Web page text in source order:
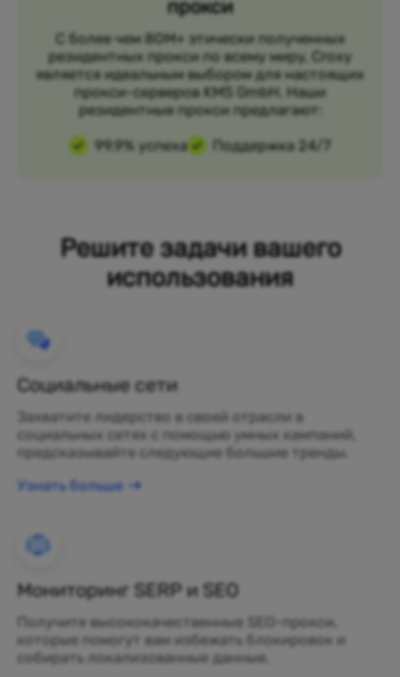
прокси
С более чем 80M+ этически полученных
резидентных прокси по всему миру, Croxy
является идеальным выбором для настоящих
прокси-серверов KMS GmbH. Наши
резидентные прокси предлагают:
99,9% успеха
Поддержка 24/7
Решите задачи вашего
использования
Социальные сети
Захватите лидерство в своей отрасли в
социальных сетях с помощью умных кампаний,
предсказывайте следующие большие тренды.
Узнать больше
Мониторинг SERP и SEO
Получите высококачественные SEO-прокси,
которые помогут вам избежать блокировок и
собирать локализованные данные.